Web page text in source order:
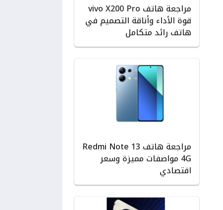
مراجعة هاتف vivo X200 Pro
قوة الأداء وأناقة التصميم في
هاتف رائد متكامل
مراجعة هاتف Redmi Note 13
4G مواصفات مميزة وسعر
اقتصادي